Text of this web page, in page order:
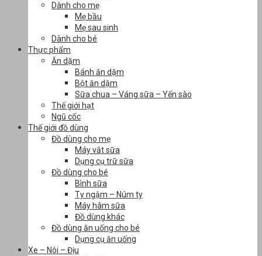
Dành cho mẹ
Mẹ bầu
Mẹ sau sinh
Dành cho bé
Thực phẩm
Ăn dặm
Bánh ăn dặm
Bột ăn dặm
Sữa chua – Váng sữa – Yến sào
Thế giới hạt
Ngũ cốc
Thế giới đồ dùng
Đồ dùng cho mẹ
Máy vắt sữa
Dụng cụ trữ sữa
Đồ dùng cho bé
Bình sữa
Ty ngậm – Núm ty
Máy hâm sữa
Đồ dùng khác
Đồ dùng ăn uống cho bé
Dụng cụ ăn uống
Xe – Nôi – Địu